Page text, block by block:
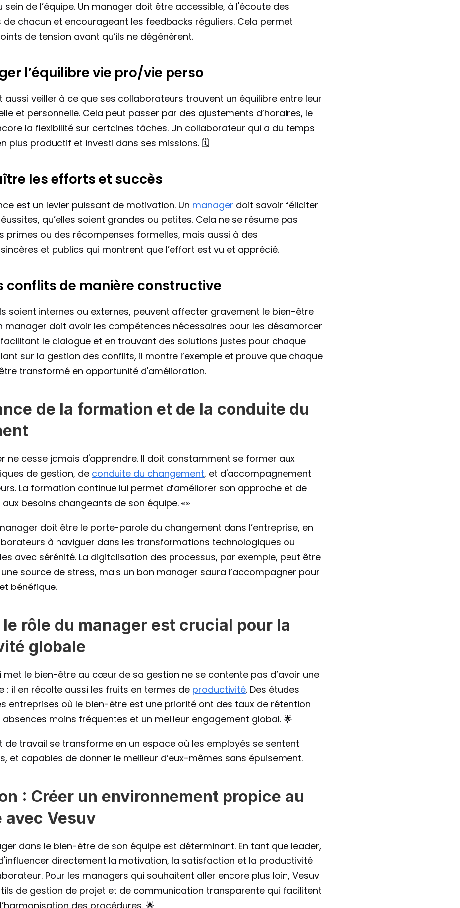
sein de l’équipe. Un manager doit être accessible, à l'écoute des
chacun et encourageant les feedbacks réguliers. Cela permet
de tension avant qu’ils ne dégénèrent.
l’équilibre vie pro/vie perso
aussi veiller à ce que ses collaborateurs trouvent un équilibre entre leur
et personnelle. Cela peut passer par des ajustements d’horaires, le
la flexibilité sur certaines tâches. Un collaborateur qui a du temps
plus productif et investi dans ses missions. 🗓️
les efforts et succès
est un levier puissant de motivation. Un manager doit savoir féliciter
qu’elles soient grandes ou petites. Cela ne se résume pas
primes ou des récompenses formelles, mais aussi à des
et publics qui montrent que l’effort est vu et apprécié.
conflits de manière constructive
soient internes ou externes, peuvent affecter gravement le bien-être
manager doit avoir les compétences nécessaires pour les désamorcer
le dialogue et en trouvant des solutions justes pour chaque
sur la gestion des conflits, il montre l’exemple et prouve que chaque
transformé en opportunité d'amélioration.
de la formation et de la conduite du
ne cesse jamais d'apprendre. Il doit constamment se former aux
de gestion, de conduite du changement, et d'accompagnement
La formation continue lui permet d’améliorer son approche et de
besoins changeants de son équipe. 👀
doit être le porte-parole du changement dans l’entreprise, en
à naviguer dans les transformations technologiques ou
avec sérénité. La digitalisation des processus, par exemple, peut être
source de stress, mais un bon manager saura l’accompagner pour
bénéfique.
le rôle du manager est crucial pour la
globale
met le bien-être au cœur de sa gestion ne se contente pas d’avoir une
: il en récolte aussi les fruits en termes de productivité. Des études
entreprises où le bien-être est une priorité ont des taux de rétention
absences moins fréquentes et un meilleur engagement global. 🌟
de travail se transforme en un espace où les employés se sentent
et capables de donner le meilleur d’eux-mêmes sans épuisement.
: Créer un environnement propice au
avec Vesuv
dans le bien-être de son équipe est déterminant. En tant que leader,
directement la motivation, la satisfaction et la productivité
Pour les managers qui souhaitent aller encore plus loin, Vesuv
de gestion de projet et de communication transparente qui facilitent
des procédures. 🌟